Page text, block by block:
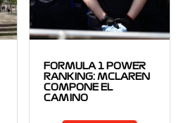
FORMULA 1 POWER
RANKING: MCLAREN
COMPONE EL
CAMINO